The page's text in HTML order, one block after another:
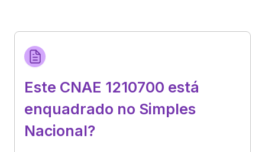
Este CNAE 1210700 está
enquadrado no Simples
Nacional?